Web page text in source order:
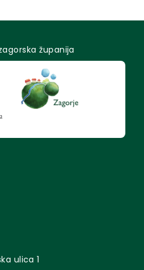
županija
ulica 1